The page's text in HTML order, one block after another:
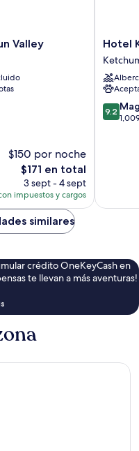
Valley
$150 por noche
El
precio
actual
es
de
$171
$171 en total
3 sept - 4 sept
impuestos y cargos
Hotel
Hotel
9.2
de
9.2
similares
crédito OneKeyCash en
te llevan a más aventuras!